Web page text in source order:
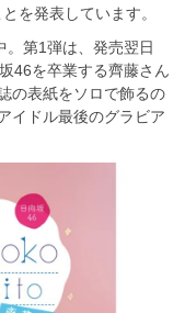
を発表しています。
。第1弾は、発売翌日
46を卒業する齊藤さん
の表紙をソロで飾るの
イドル最後のグラビア